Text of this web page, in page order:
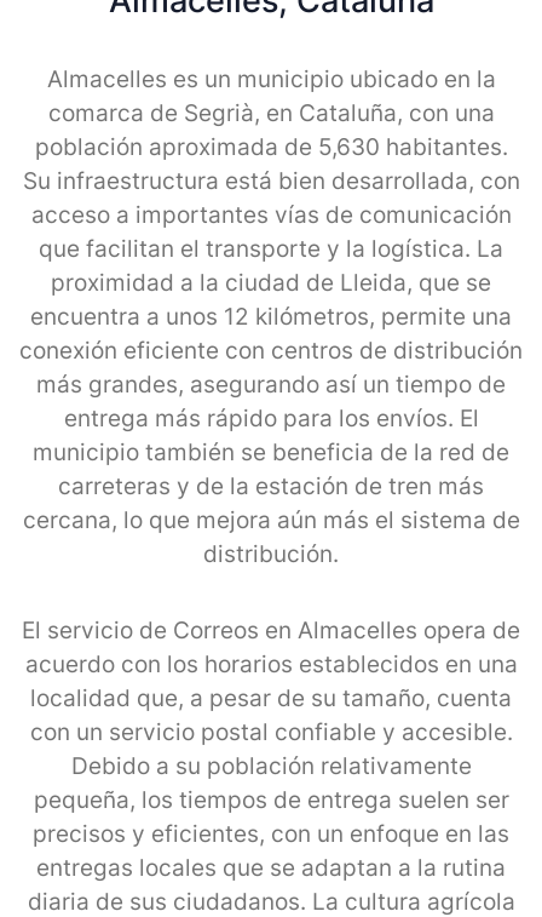
Almacelles es un municipio ubicado en la
comarca de Segrià, en Cataluña, con una
población aproximada de 5,630 habitantes.
Su infraestructura está bien desarrollada, con
acceso a importantes vías de comunicación
que facilitan el transporte y la logística. La
proximidad a la ciudad de Lleida, que se
encuentra a unos 12 kilómetros, permite una
conexión eficiente con centros de distribución
más grandes, asegurando así un tiempo de
entrega más rápido para los envíos. El
municipio también se beneficia de la red de
carreteras y de la estación de tren más
cercana, lo que mejora aún más el sistema de
distribución.
El servicio de Correos en Almacelles opera de
acuerdo con los horarios establecidos en una
localidad que, a pesar de su tamaño, cuenta
con un servicio postal confiable y accesible.
Debido a su población relativamente
pequeña, los tiempos de entrega suelen ser
precisos y eficientes, con un enfoque en las
entregas locales que se adaptan a la rutina
diaria de sus ciudadanos. La cultura agrícola